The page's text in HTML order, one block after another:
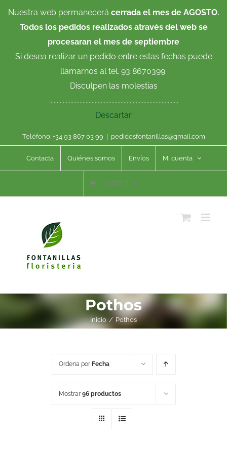
Nuestra web permanecerá cerrada el mes de AGOSTO.
Todos los pedidos realizados através del web se
procesaran el mes de septiembre
Si desea realizar un pedido entre estas fechas puede
llamarnos al tel. 93 8670399.
Disculpen las molestias
.....................................................................................
Descartar
Teléfono: +34 93 867 03 99 pedidosfontanillas@gmail.com
Contacta Quiénes somos Envíos Mi cuenta
CARRITO
Pothos
Inicio Pothos
Ordena por Fecha
Mostrar 96 productos